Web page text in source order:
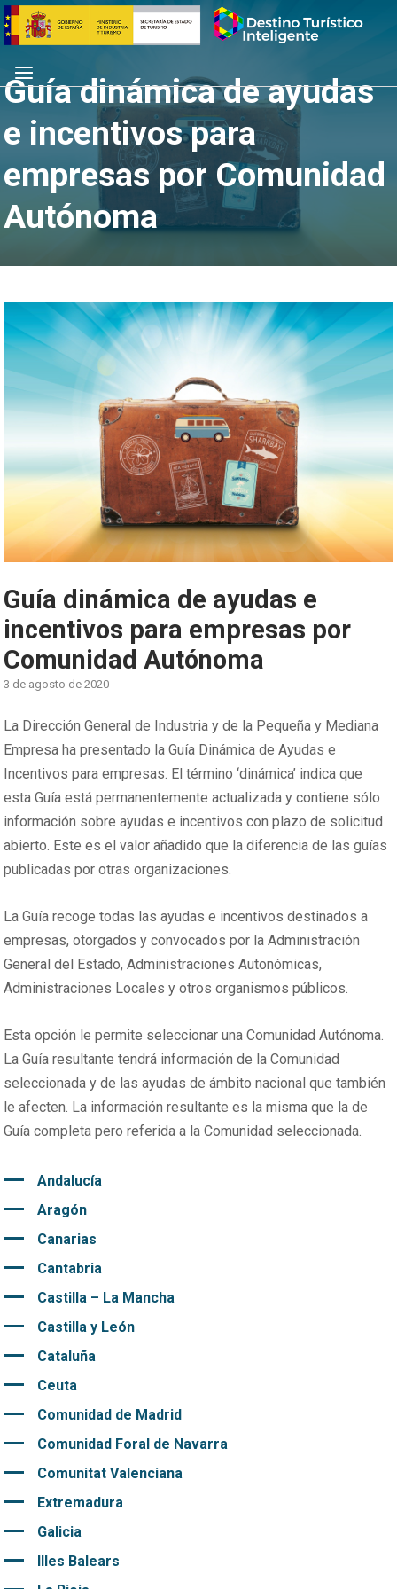
Saltar
al
contenido
Inicio
Menú
Guía dinámica de ayudas
e incentivos para
empresas por Comunidad
Autónoma
Guía dinámica de ayudas e
incentivos para empresas por
Comunidad Autónoma
3 de agosto de 2020
La Dirección General de Industria y de la Pequeña y Mediana
Empresa ha presentado la Guía Dinámica de Ayudas e
Incentivos para empresas. El término ‘dinámica’ indica que
esta Guía está permanentemente actualizada y contiene sólo
información sobre ayudas e incentivos con plazo de solicitud
abierto. Este es el valor añadido que la diferencia de las guías
publicadas por otras organizaciones.
La Guía recoge todas las ayudas e incentivos destinados a
empresas, otorgados y convocados por la Administración
General del Estado, Administraciones Autonómicas,
Administraciones Locales y otros organismos públicos.
Esta opción le permite seleccionar una Comunidad Autónoma.
La Guía resultante tendrá información de la Comunidad
seleccionada y de las ayudas de ámbito nacional que también
le afecten. La información resultante es la misma que la de
Guía completa pero referida a la Comunidad seleccionada.
Andalucía
Aragón
Canarias
Cantabria
Castilla – La Mancha
Castilla y León
Cataluña
Ceuta
Comunidad de Madrid
Comunidad Foral de Navarra
Comunitat Valenciana
Extremadura
Galicia
Illes Balears